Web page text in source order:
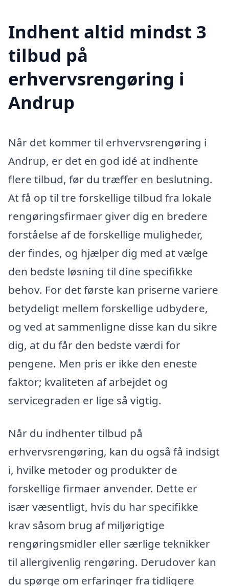
Indhent altid mindst 3
tilbud på
erhvervsrengøring i
Andrup
Når det kommer til erhvervsrengøring i
Andrup, er det en god idé at indhente
flere tilbud, før du træffer en beslutning.
At få op til tre forskellige tilbud fra lokale
rengøringsfirmaer giver dig en bredere
forståelse af de forskellige muligheder,
der findes, og hjælper dig med at vælge
den bedste løsning til dine specifikke
behov. For det første kan priserne variere
betydeligt mellem forskellige udbydere,
og ved at sammenligne disse kan du sikre
dig, at du får den bedste værdi for
pengene. Men pris er ikke den eneste
faktor; kvaliteten af arbejdet og
servicegraden er lige så vigtig.
Når du indhenter tilbud på
erhvervsrengøring, kan du også få indsigt
i, hvilke metoder og produkter de
forskellige firmaer anvender. Dette er
især væsentligt, hvis du har specifikke
krav såsom brug af miljørigtige
rengøringsmidler eller særlige teknikker
til allergivenlig rengøring. Derudover kan
du spørge om erfaringer fra tidligere